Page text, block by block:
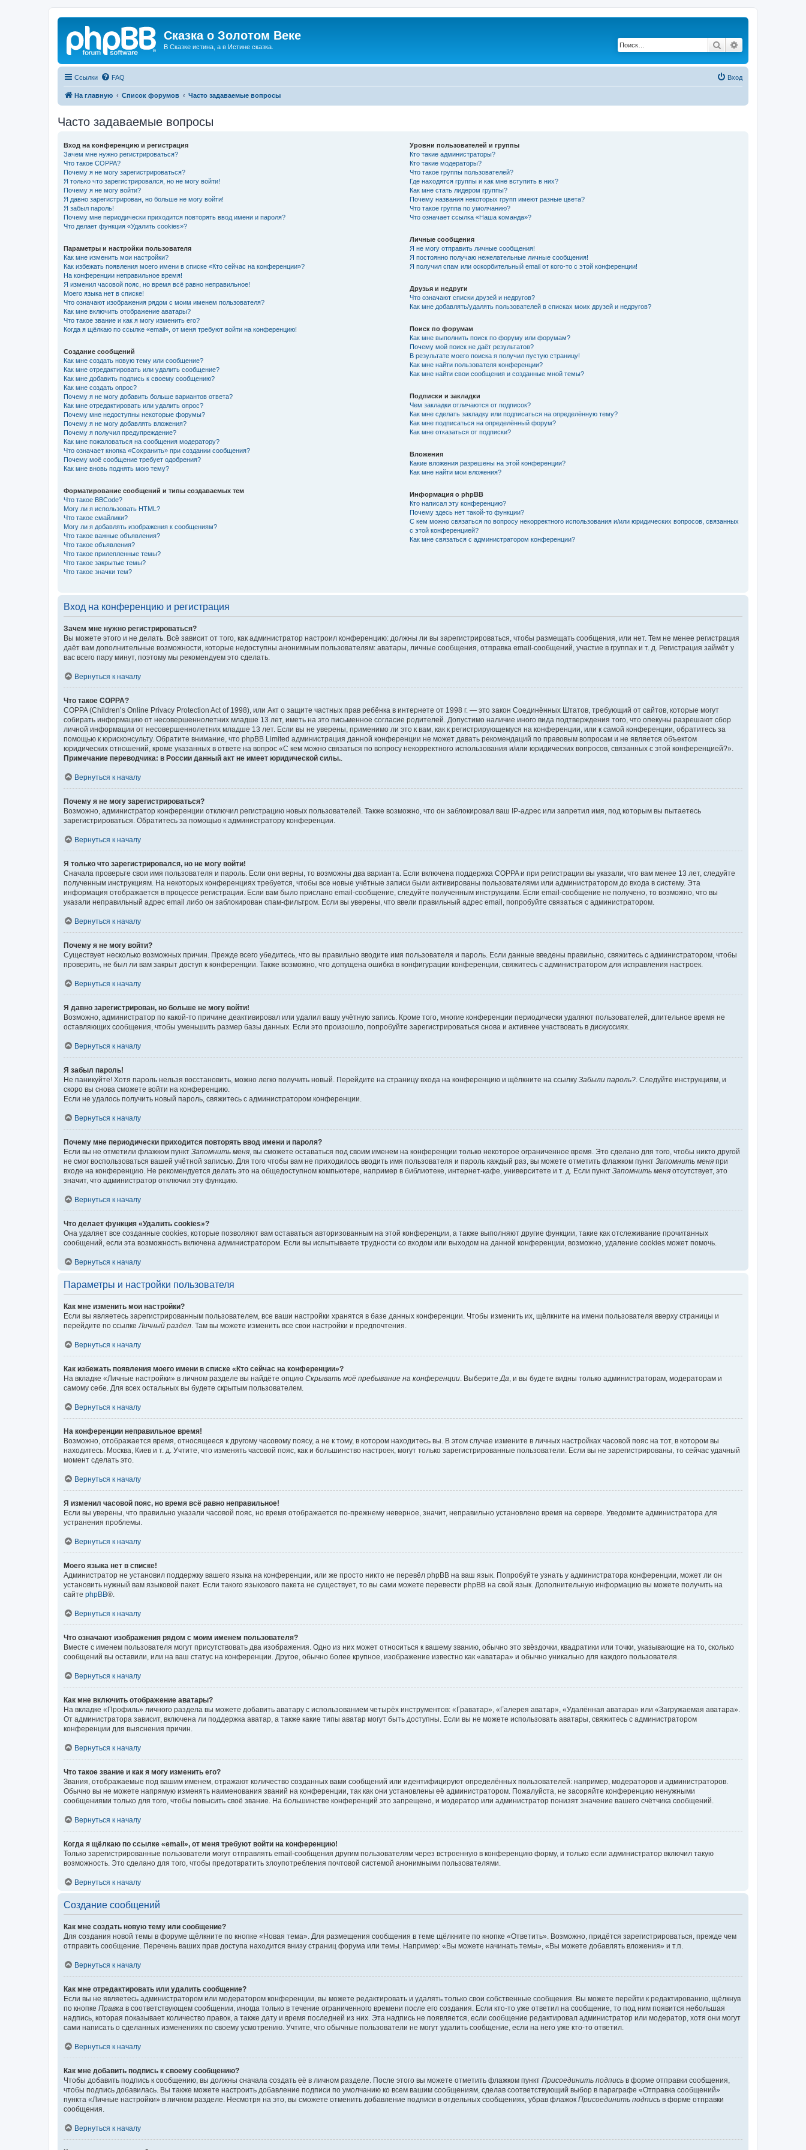
Сказка о Золотом Веке
В Сказке истина, а в Истине сказка. Поиск
Ссылки FAQ Вход
На главную Список форумов Часто задаваемые вопросы
Часто задаваемые вопросы
Вход на конференцию и регистрация
Зачем мне нужно регистрироваться?
Что такое COPPA?
Почему я не могу зарегистрироваться?
Я только что зарегистрировался, но не могу войти!
Почему я не могу войти?
Я давно зарегистрирован, но больше не могу войти!
Я забыл пароль!
Почему мне периодически приходится повторять ввод имени и пароля?
Что делает функция «Удалить cookies»?
Параметры и настройки пользователя
Как мне изменить мои настройки?
Как избежать появления моего имени в списке «Кто сейчас на конференции»?
На конференции неправильное время!
Я изменил часовой пояс, но время всё равно неправильное!
Моего языка нет в списке!
Что означают изображения рядом с моим именем пользователя?
Как мне включить отображение аватары?
Что такое звание и как я могу изменить его?
Когда я щёлкаю по ссылке «email», от меня требуют войти на конференцию!
Создание сообщений
Как мне создать новую тему или сообщение?
Как мне отредактировать или удалить сообщение?
Как мне добавить подпись к своему сообщению?
Как мне создать опрос?
Почему я не могу добавить больше вариантов ответа?
Как мне отредактировать или удалить опрос?
Почему мне недоступны некоторые форумы?
Почему я не могу добавлять вложения?
Почему я получил предупреждение?
Как мне пожаловаться на сообщения модератору?
Что означает кнопка «Сохранить» при создании сообщения?
Почему моё сообщение требует одобрения?
Как мне вновь поднять мою тему?
Форматирование сообщений и типы создаваемых тем
Что такое BBCode?
Могу ли я использовать HTML?
Что такое смайлики?
Могу ли я добавлять изображения к сообщениям?
Что такое важные объявления?
Что такое объявления?
Что такое прилепленные темы?
Что такое закрытые темы?
Что такое значки тем?
Уровни пользователей и группы
Кто такие администраторы?
Кто такие модераторы?
Что такое группы пользователей?
Где находятся группы и как мне вступить в них?
Как мне стать лидером группы?
Почему названия некоторых групп имеют разные цвета?
Что такое группа по умолчанию?
Что означает ссылка «Наша команда»?
Личные сообщения
Я не могу отправить личные сообщения!
Я постоянно получаю нежелательные личные сообщения!
Я получил спам или оскорбительный email от кого-то с этой конференции!
Друзья и недруги
Что означают списки друзей и недругов?
Как мне добавлять/удалять пользователей в списках моих друзей и недругов?
Поиск по форумам
Как мне выполнить поиск по форуму или форумам?
Почему мой поиск не даёт результатов?
В результате моего поиска я получил пустую страницу!
Как мне найти пользователя конференции?
Как мне найти свои сообщения и созданные мной темы?
Подписки и закладки
Чем закладки отличаются от подписок?
Как мне сделать закладку или подписаться на определённую тему?
Как мне подписаться на определённый форум?
Как мне отказаться от подписки?
Вложения
Какие вложения разрешены на этой конференции?
Как мне найти мои вложения?
Информация о phpBB
Кто написал эту конференцию?
Почему здесь нет такой-то функции?
С кем можно связаться по вопросу некорректного использования и/или юридических вопросов, связанных
с этой конференцией?
Как мне связаться с администратором конференции?
Вход на конференцию и регистрация
Зачем мне нужно регистрироваться?
Вы можете этого и не делать. Всё зависит от того, как администратор настроил конференцию: должны ли вы зарегистрироваться, чтобы размещать сообщения, или нет. Тем не менее регистрация
даёт вам дополнительные возможности, которые недоступны анонимным пользователям: аватары, личные сообщения, отправка email-сообщений, участие в группах и т. д. Регистрация займёт у
вас всего пару минут, поэтому мы рекомендуем это сделать.
Вернуться к началу
Что такое COPPA?
COPPA (Children’s Online Privacy Protection Act of 1998), или Акт о защите частных прав ребёнка в интернете от 1998 г. — это закон Соединённых Штатов, требующий от сайтов, которые могут
собирать информацию от несовершеннолетних младше 13 лет, иметь на это письменное согласие родителей. Допустимо наличие иного вида подтверждения того, что опекуны разрешают сбор
личной информации от несовершеннолетних младше 13 лет. Если вы не уверены, применимо ли это к вам, как к регистрирующемуся на конференции, или к самой конференции, обратитесь за
помощью к юрисконсульту. Обратите внимание, что phpBB Limited администрация данной конференции не может давать рекомендаций по правовым вопросам и не является объектом
юридических отношений, кроме указанных в ответе на вопрос «С кем можно связаться по вопросу некорректного использования и/или юридических вопросов, связанных с этой конференцией?».
Примечание переводчика: в России данный акт не имеет юридической силы.
Вернуться к началу
Почему я не могу зарегистрироваться?
Возможно, администратор конференции отключил регистрацию новых пользователей. Также возможно, что он заблокировал ваш IP-адрес или запретил имя, под которым вы пытаетесь
зарегистрироваться. Обратитесь за помощью к администратору конференции.
Вернуться к началу
Я только что зарегистрировался, но не могу войти!
Сначала проверьте свои имя пользователя и пароль. Если они верны, то возможны два варианта. Если включена поддержка COPPA и при регистрации вы указали, что вам менее 13 лет, следуйте
полученным инструкциям. На некоторых конференциях требуется, чтобы все новые учётные записи были активированы пользователями или администратором до входа в систему. Эта
информация отображается в процессе регистрации. Если вам было прислано email-сообщение, следуйте полученным инструкциям. Если email-сообщение не получено, то возможно, что вы
указали неправильный адрес email либо он заблокирован спам-фильтром. Если вы уверены, что ввели правильный адрес email, попробуйте связаться с администратором.
Вернуться к началу
Почему я не могу войти?
Существует несколько возможных причин. Прежде всего убедитесь, что вы правильно вводите имя пользователя и пароль. Если данные введены правильно, свяжитесь с администратором, чтобы
проверить, не был ли вам закрыт доступ к конференции. Также возможно, что допущена ошибка в конфигурации конференции, свяжитесь с администратором для исправления настроек.
Вернуться к началу
Я давно зарегистрирован, но больше не могу войти!
Возможно, администратор по какой-то причине деактивировал или удалил вашу учётную запись. Кроме того, многие конференции периодически удаляют пользователей, длительное время не
оставляющих сообщения, чтобы уменьшить размер базы данных. Если это произошло, попробуйте зарегистрироваться снова и активнее участвовать в дискуссиях.
Вернуться к началу
Я забыл пароль!
Не паникуйте! Хотя пароль нельзя восстановить, можно легко получить новый. Перейдите на страницу входа на конференцию и щёлкните на ссылку Забыли пароль? . Следуйте инструкциям, и
скоро вы снова сможете войти на конференцию.
Если не удалось получить новый пароль, свяжитесь с администратором конференции.
Вернуться к началу
Почему мне периодически приходится повторять ввод имени и пароля?
Если вы не отметили флажком пункт Запомнить меня , вы сможете оставаться под своим именем на конференции только некоторое ограниченное время. Это сделано для того, чтобы никто другой
не смог воспользоваться вашей учётной записью. Для того чтобы вам не приходилось вводить имя пользователя и пароль каждый раз, вы можете отметить флажком пункт Запомнить меня при
входе на конференцию. Не рекомендуется делать это на общедоступном компьютере, например в библиотеке, интернет-кафе, университете и т. д. Если пункт Запомнить меня отсутствует, это
значит, что администратор отключил эту функцию.
Вернуться к началу
Что делает функция «Удалить cookies»?
Она удаляет все созданные cookies, которые позволяют вам оставаться авторизованным на этой конференции, а также выполняют другие функции, такие как отслеживание прочитанных
сообщений, если эта возможность включена администратором. Если вы испытываете трудности со входом или выходом на данной конференции, возможно, удаление cookies может помочь.
Вернуться к началу
Параметры и настройки пользователя
Как мне изменить мои настройки?
Если вы являетесь зарегистрированным пользователем, все ваши настройки хранятся в базе данных конференции. Чтобы изменить их, щёлкните на имени пользователя вверху страницы и
перейдите по ссылке Личный раздел . Там вы можете изменить все свои настройки и предпочтения.
Вернуться к началу
Как избежать появления моего имени в списке «Кто сейчас на конференции»?
На вкладке «Личные настройки» в личном разделе вы найдёте опцию Скрывать моё пребывание на конференции . Выберите Да , и вы будете видны только администраторам, модераторам и
самому себе. Для всех остальных вы будете скрытым пользователем.
Вернуться к началу
На конференции неправильное время!
Возможно, отображается время, относящееся к другому часовому поясу, а не к тому, в котором находитесь вы. В этом случае измените в личных настройках часовой пояс на тот, в котором вы
находитесь: Москва, Киев и т. д. Учтите, что изменять часовой пояс, как и большинство настроек, могут только зарегистрированные пользователи. Если вы не зарегистрированы, то сейчас удачный
момент сделать это.
Вернуться к началу
Я изменил часовой пояс, но время всё равно неправильное!
Если вы уверены, что правильно указали часовой пояс, но время отображается по-прежнему неверное, значит, неправильно установлено время на сервере. Уведомите администратора для
устранения проблемы.
Вернуться к началу
Моего языка нет в списке!
Администратор не установил поддержку вашего языка на конференции, или же просто никто не перевёл phpBB на ваш язык. Попробуйте узнать у администратора конференции, может ли он
установить нужный вам языковой пакет. Если такого языкового пакета не существует, то вы сами можете перевести phpBB на свой язык. Дополнительную информацию вы можете получить на
сайте phpBB®.
Вернуться к началу
Что означают изображения рядом с моим именем пользователя?
Вместе с именем пользователя могут присутствовать два изображения. Одно из них может относиться к вашему званию, обычно это звёздочки, квадратики или точки, указывающие на то, сколько
сообщений вы оставили, или на ваш статус на конференции. Другое, обычно более крупное, изображение известно как «аватара» и обычно уникально для каждого пользователя.
Вернуться к началу
Как мне включить отображение аватары?
На вкладке «Профиль» личного раздела вы можете добавить аватару с использованием четырёх инструментов: «Граватар», «Галерея аватар», «Удалённая аватара» или «Загружаемая аватара».
От администратора зависит, включена ли поддержка аватар, а также какие типы аватар могут быть доступны. Если вы не можете использовать аватары, свяжитесь с администратором
конференции для выяснения причин.
Вернуться к началу
Что такое звание и как я могу изменить его?
Звания, отображаемые под вашим именем, отражают количество созданных вами сообщений или идентифицируют определённых пользователей: например, модераторов и администраторов.
Обычно вы не можете напрямую изменять наименования званий на конференции, так как они установлены её администратором. Пожалуйста, не засоряйте конференцию ненужными
сообщениями только для того, чтобы повысить своё звание. На большинстве конференций это запрещено, и модератор или администратор понизят значение вашего счётчика сообщений.
Вернуться к началу
Когда я щёлкаю по ссылке «email», от меня требуют войти на конференцию!
Только зарегистрированные пользователи могут отправлять email-сообщения другим пользователям через встроенную в конференцию форму, и только если администратор включил такую
возможность. Это сделано для того, чтобы предотвратить злоупотребления почтовой системой анонимными пользователями.
Вернуться к началу
Создание сообщений
Как мне создать новую тему или сообщение?
Для создания новой темы в форуме щёлкните по кнопке «Новая тема». Для размещения сообщения в теме щёлкните по кнопке «Ответить». Возможно, придётся зарегистрироваться, прежде чем
отправить сообщение. Перечень ваших прав доступа находится внизу страниц форума или темы. Например: «Вы можете начинать темы», «Вы можете добавлять вложения» и т.п.
Вернуться к началу
Как мне отредактировать или удалить сообщение?
Если вы не являетесь администратором или модератором конференции, вы можете редактировать и удалять только свои собственные сообщения. Вы можете перейти к редактированию, щёлкнув
по кнопке Правка в соответствующем сообщении, иногда только в течение ограниченного времени после его создания. Если кто-то уже ответил на сообщение, то под ним появится небольшая
надпись, которая показывает количество правок, а также дату и время последней из них. Эта надпись не появляется, если сообщение редактировал администратор или модератор, хотя они могут
сами написать о сделанных изменениях по своему усмотрению. Учтите, что обычные пользователи не могут удалить сообщение, если на него уже кто-то ответил.
Вернуться к началу
Как мне добавить подпись к своему сообщению?
Чтобы добавить подпись к сообщению, вы должны сначала создать её в личном разделе. После этого вы можете отметить флажком пункт Присоединить подпись в форме отправки сообщения,
чтобы подпись добавилась. Вы также можете настроить добавление подписи по умолчанию ко всем вашим сообщениям, сделав соответствующий выбор в параграфе «Отправка сообщений»
пункта «Личные настройки» в личном разделе. Несмотря на это, вы сможете отменить добавление подписи в отдельных сообщениях, убрав флажок Присоединить подпись в форме отправки
сообщения.
Вернуться к началу